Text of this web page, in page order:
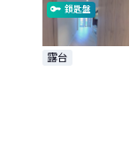
鎖匙盤
露台